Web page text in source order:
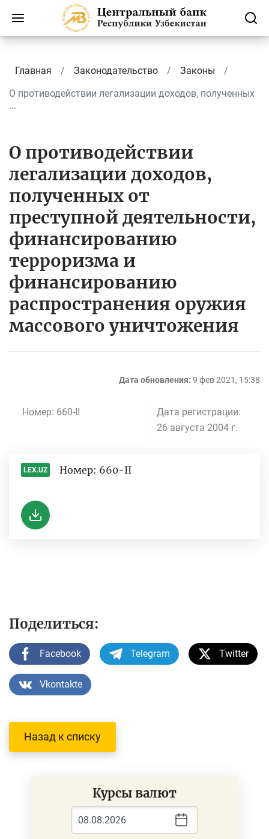
Главная Законодательство
Законы
О противодействии легализации доходов, полученных
...
О противодействии
легализации доходов,
полученных от
преступной деятельности,
финансированию
терроризма и
финансированию
распространения оружия
массового уничтожения
Дата обновления: 9 фев 2021, 15:38
Номер: 660-II
Дата регистрации:
26 августа 2004 г.
LEX.UZ Номер: 660-II
Поделиться:
Facebook Telegram Twitter
Vkontakte
Назад к списку
Курсы валют